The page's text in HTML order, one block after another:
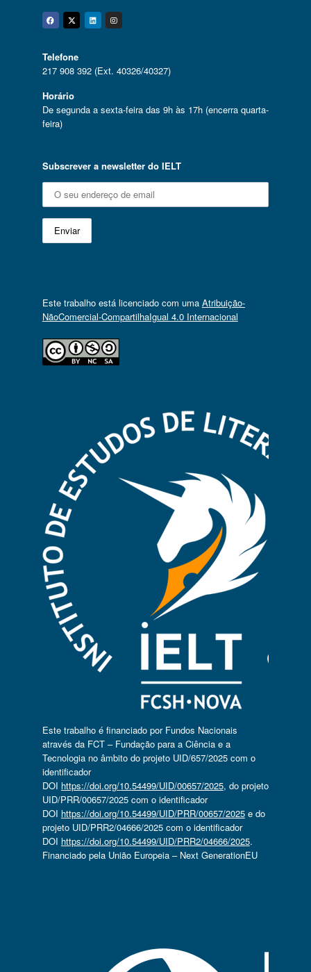
Facebook
Twitter
Linkedin
Instagram
Telefone
217 908 392 (Ext. 40326/40327)
Horário
De segunda a sexta-feira das 9h às 17h (encerra quarta-
feira)
Subscrever a newsletter do IELT
Este trabalho está licenciado com uma Atribuição-
NãoComercial-CompartilhaIgual 4.0 Internacional
Este trabalho é financiado por Fundos Nacionais
através da FCT – Fundação para a Ciência e a
Tecnologia no âmbito do projeto UID/657/2025 com o
identificador
DOI https://doi.org/10.54499/UID/00657/2025, do projeto
UID/PRR/00657/2025 com o identificador
DOI https://doi.org/10.54499/UID/PRR/00657/2025e do
projeto UID/PRR2/04666/2025 com o identificador
DOI https://doi.org/10.54499/UID/PRR2/04666/2025.
Financiado pela União Europeia – Next GenerationEU